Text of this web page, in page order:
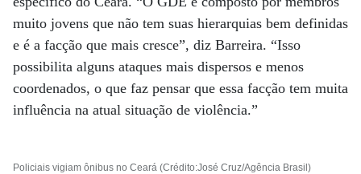
muito jovens que não tem suas hierarquias bem definidas
e é a facção que mais cresce”, diz Barreira. “Isso
possibilita alguns ataques mais dispersos e menos
coordenados, o que faz pensar que essa facção tem muita
influência na atual situação de violência.”
Policiais vigiam ônibus no Ceará (Crédito:José Cruz/Agência Brasil)